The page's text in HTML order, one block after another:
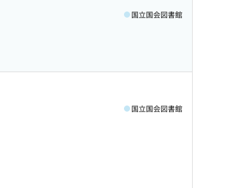
国立国会図書館
国立国会図書館